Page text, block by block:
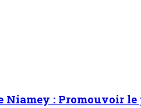
: Promouvoir